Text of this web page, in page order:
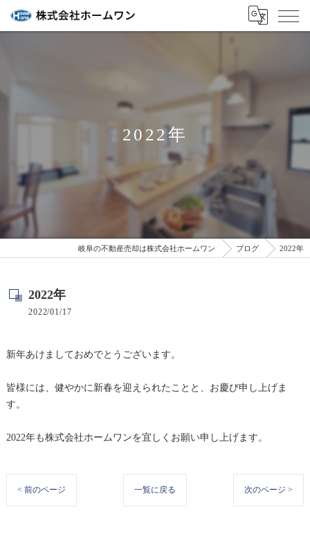
2022年
岐阜の不動産売却は株式会社ホームワン ブログ 2022年
2022年
2022/01/17
新年あけましておめでとうございます。
皆様には、健やかに新春を迎えられたことと、お慶び申し上げま
す。
2022年も株式会社ホームワンを宜しくお願い申し上げます。
< 前のページ 一覧に戻る 次のページ >